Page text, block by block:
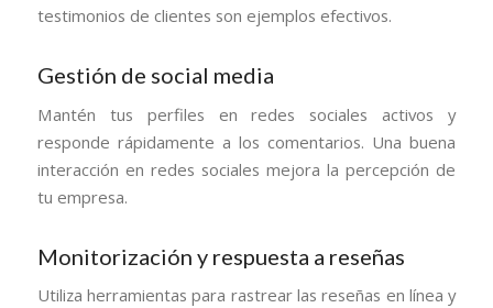
testimonios de clientes son ejemplos efectivos.
Gestión de social media
Mantén tus perfiles en redes sociales activos y
responde rápidamente a los comentarios. Una buena
interacción en redes sociales mejora la percepción de
tu empresa.
Monitorización y respuesta a reseñas
Utiliza herramientas para rastrear las reseñas en línea y